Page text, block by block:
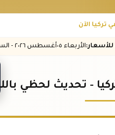
للأسعار:الأربعاء ٠٥ أغسطس ٢٠٢٦ -